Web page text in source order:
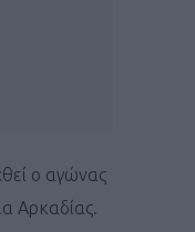
ο αγώνας
Αρκαδίας.